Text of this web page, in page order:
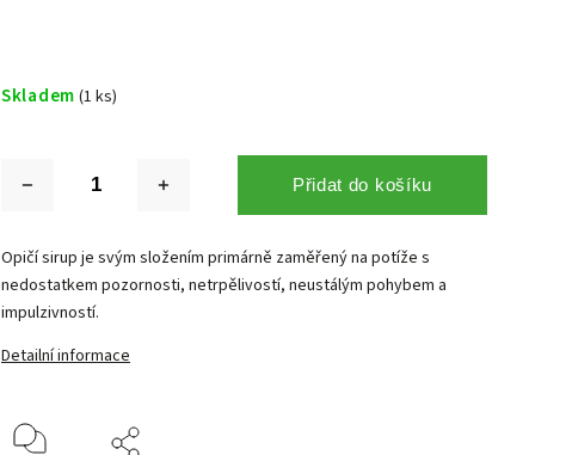
Skladem (1 ks)
Přidat do košíku
Opičí sirup je svým složením primárně zaměřený na potíže s
nedostatkem pozornosti, netrpělivostí, neustálým pohybem a
impulzivností.
Detailní informace